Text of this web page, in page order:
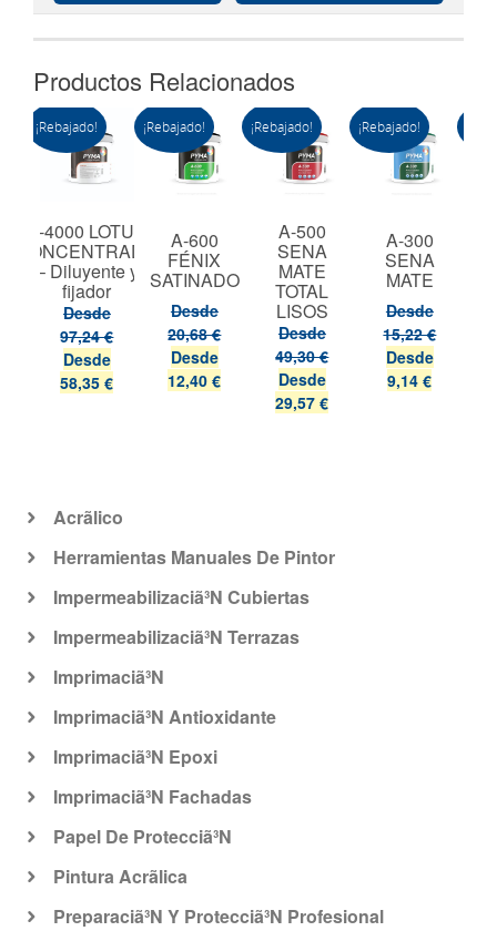
Productos Relacionados
¡Rebajado!
P-4000 LOTUS
CONCENTRADO
– Diluyente y
fijador
Desde
97,24 €
Desde
58,35 €
¡Rebajado!
A-600
FÉNIX
SATINADO
Desde
20,68 €
Desde
12,40 €
¡Rebajado!
A-500
SENA
MATE
TOTAL
LISOS
Desde
49,30 €
Desde
29,57 €
¡Rebajado!
A-300
SENA
MATE
Desde
15,22 €
Desde
9,14 €
Acrã­lico
Herramientas Manuales De Pintor
Impermeabilizaciã³N Cubiertas
Impermeabilizaciã³N Terrazas
Imprimaciã³N
Imprimaciã³N Antioxidante
Imprimaciã³N Epoxi
Imprimaciã³N Fachadas
Papel De Protecciã³N
Pintura Acrã­lica
Preparaciã³N Y Protecciã³N Profesional